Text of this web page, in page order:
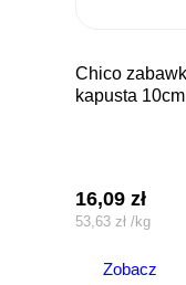
chico zabawka latex
kapusta 10cm
16,09zł
53,63 zł /kg
Zobacz